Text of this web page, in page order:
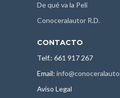
De qué va la Peli
Conoceralautor R.D.
CONTACTO
Telf.: 661 917 267
Email:
Aviso Legal